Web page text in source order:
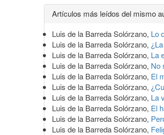
Detalles
del
artículo
Artículos más leídos del mismo
Luis de la Barreda Solórzano, Lo
Luis de la Barreda Solórzano,
Luis de la Barreda Solórzano, La
Luis de la Barreda Solórzano, No
Luis de la Barreda Solórzano, El
Luis de la Barreda Solórzano,
Luis de la Barreda Solórzano, La
Luis de la Barreda Solórzano, El
Luis de la Barreda Solórzano,
Luis de la Barreda Solórzano,